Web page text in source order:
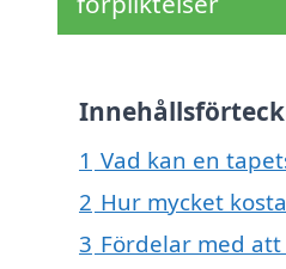
1 Vad kan en
2 Hur mycket
3 Fördelar med